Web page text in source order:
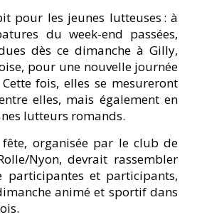
pour les jeunes lutteuses : à
du week-end passées,
dès ce dimanche à Gilly,
pour une nouvelle journée
fois, elles se mesureront
elles, mais également en
lutteurs romands.
fête, organisée par le club de
Nyon, devrait rassembler
participantes et participants,
animé et sportif dans